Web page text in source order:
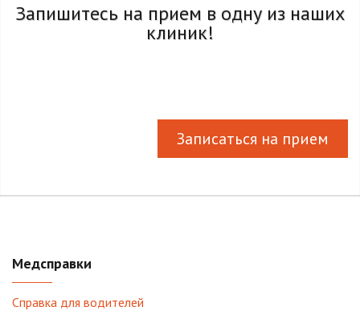
Запишитесь на прием в одну из наших
клиник!
Записаться на прием
Медсправки
Справка для водителей